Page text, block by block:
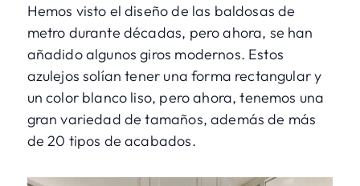
Hemos visto el diseño de las baldosas de
metro durante décadas, pero ahora, se han
añadido algunos giros modernos. Estos
azulejos solían tener una forma rectangular y
un color blanco liso, pero ahora, tenemos una
gran variedad de tamaños, además de más
de 20 tipos de acabados.